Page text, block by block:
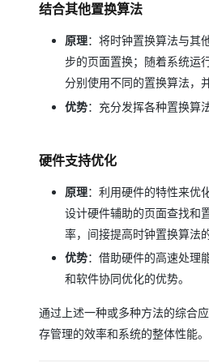
结合其他置换算法
原理：将时钟置换算法与其
步的页面置换；随着系统运
分别使用不同的置换算法，
优势：充分发挥各种置换算
硬件支持优化
原理：利用硬件的特性来优
设计硬件辅助的页面查找和
率，间接提高时钟置换算法
优势：借助硬件的高速处理
和软件协同优化的优势。
通过上述一种或多种方法的综合
存管理的效率和系统的整体性能。